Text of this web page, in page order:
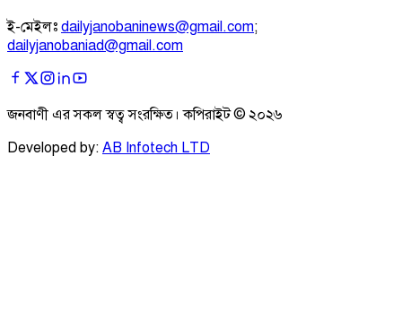
ই-মেইলঃ dailyjanobaninews@gmail.com;
dailyjanobaniad@gmail.com
জনবাণী এর সকল স্বত্ব সংরক্ষিত। কপিরাইট © ২০২৬
Developed by: AB Infotech LTD